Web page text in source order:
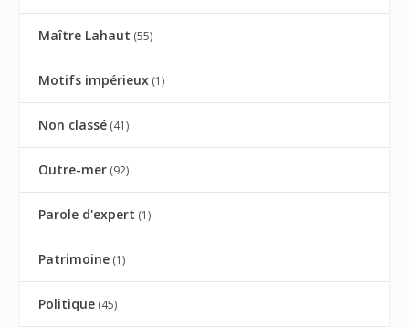
Maître Lahaut (55)
Motifs impérieux (1)
Non classé (41)
Outre-mer (92)
Parole d'expert (1)
Patrimoine (1)
Politique (45)